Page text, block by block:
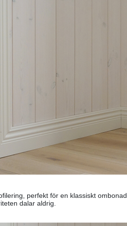
perfekt för en klassiskt
dalar aldrig.